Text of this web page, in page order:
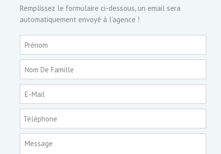
Remplissez le formulaire ci-dessous, un email sera
automatiquement envoyé à l'agence !
Prénom
Nom De Famille
E-Mail
Téléphone
Message